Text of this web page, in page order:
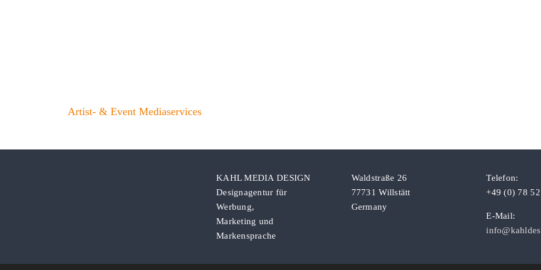
Artist- & Event Mediaservices
KAHL MEDIA DESIGN
Designagentur für
Werbung,
Marketing und
Markensprache
Waldstraße 26
77731 Willstätt
Germany
Telefon:
+49 (0) 78
E-Mail: